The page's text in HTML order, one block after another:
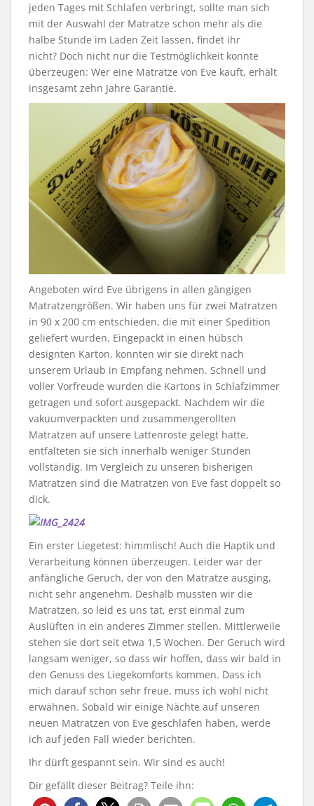
jeden Tages mit Schlafen verbringt, sollte man sich
mit der Auswahl der Matratze schon mehr als die
halbe Stunde im Laden Zeit lassen, findet ihr
nicht? Doch nicht nur die Testmöglichkeit konnte
überzeugen: Wer eine Matratze von Eve kauft, erhält
insgesamt zehn Jahre Garantie.
Angeboten wird Eve übrigens in allen gängigen
Matratzengrößen. Wir haben uns für zwei Matratzen
in 90 x 200 cm entschieden, die mit einer Spedition
geliefert wurden. Eingepackt in einen hübsch
designten Karton, konnten wir sie direkt nach
unserem Urlaub in Empfang nehmen. Schnell und
voller Vorfreude wurden die Kartons in Schlafzimmer
getragen und sofort ausgepackt. Nachdem wir die
vakuumverpackten und zusammengerollten
Matratzen auf unsere Lattenroste gelegt hatte,
entfalteten sie sich innerhalb weniger Stunden
vollständig. Im Vergleich zu unseren bisherigen
Matratzen sind die Matratzen von Eve fast doppelt so
dick.
Ein erster Liegetest: himmlisch! Auch die Haptik und
Verarbeitung können überzeugen. Leider war der
anfängliche Geruch, der von den Matratze ausging,
nicht sehr angenehm. Deshalb mussten wir die
Matratzen, so leid es uns tat, erst einmal zum
Auslüften in ein anderes Zimmer stellen. Mittlerweile
stehen sie dort seit etwa 1,5 Wochen. Der Geruch wird
langsam weniger, so dass wir hoffen, dass wir bald in
den Genuss des Liegekomforts kommen. Dass ich
mich darauf schon sehr freue, muss ich wohl nicht
erwähnen. Sobald wir einige Nächte auf unseren
neuen Matratzen von Eve geschlafen haben, werde
ich auf jeden Fall wieder berichten.
Ihr dürft gespannt sein. Wir sind es auch!
Dir gefällt dieser Beitrag? Teile ihn: